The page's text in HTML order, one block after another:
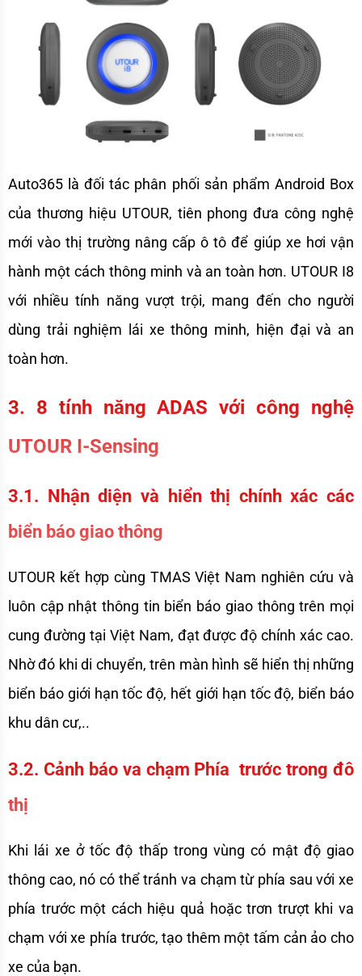
Auto365 là đối tác phân phối sản phẩm Android Box
của thương hiệu UTOUR, tiên phong đưa công nghệ
mới vào thị trường nâng cấp ô tô để giúp xe hơi vận
hành một cách thông minh và an toàn hơn. UTOUR I8
với nhiều tính năng vượt trội, mang đến cho người
dùng trải nghiệm lái xe thông minh, hiện đại và an
toàn hơn.
3. 8 tính năng ADAS với công nghệ
UTOUR I-Sensing
3.1. Nhận diện và hiển thị chính xác các
biển báo giao thông
UTOUR kết hợp cùng TMAS Việt Nam nghiên cứu và
luôn cập nhật thông tin biển báo giao thông trên mọi
cung đường tại Việt Nam, đạt được độ chính xác cao.
Nhờ đó khi di chuyển, trên màn hình sẽ hiển thị những
biển báo giới hạn tốc độ, hết giới hạn tốc độ, biển báo
khu dân cư,..
3.2. Cảnh báo va chạm Phía  trước trong đô
thị
Khi lái xe ở tốc độ thấp trong vùng có mật độ giao
thông cao, nó có thể tránh va chạm từ phía sau với xe
phía trước một cách hiệu quả hoặc trơn trượt khi va
chạm với xe phía trước, tạo thêm một tấm cản ảo cho
xe của bạn.